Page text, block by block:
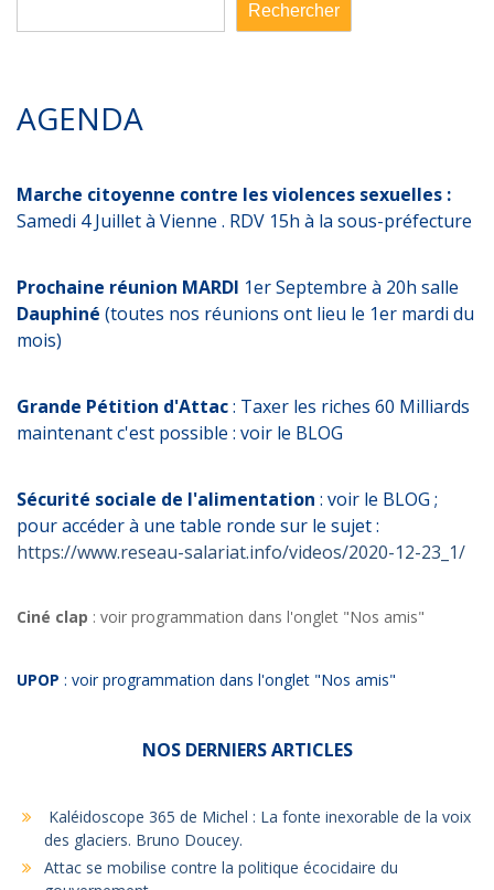
Rechercher
AGENDA
Marche citoyenne contre les violences sexuelles :
Samedi 4 Juillet à Vienne . RDV 15h à la sous-préfecture
Prochaine réunion MARDI 1er Septembre à 20h salle
Dauphiné (toutes nos réunions ont lieu le 1er mardi du
mois)
Grande Pétition d'Attac: Taxer les riches 60 Milliards
maintenant c'est possible : voir le BLOG
Sécurité sociale de l'alimentation : voir le BLOG ;
pour accéder à une table ronde sur le sujet :
https://www.reseau-salariat.info/videos/2020-12-23_1/
Ciné clap : voir programmation dans l'onglet "Nos amis"
UPOP : voir programmation dans l'onglet "Nos amis"
NOS DERNIERS ARTICLES
Kaléidoscope 365 de Michel : La fonte inexorable de la voix
des glaciers. Bruno Doucey.
Attac se mobilise contre la politique écocidaire du